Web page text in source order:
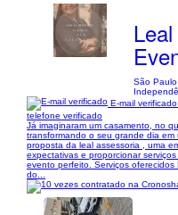
São
E-mail verificado
telefone verificado
Já imaginaram um casamento, no
transformando o seu grande dia
proposta da leal assessoria , uma
expectativas e proporcionar
evento perfeito. Serviços
do...